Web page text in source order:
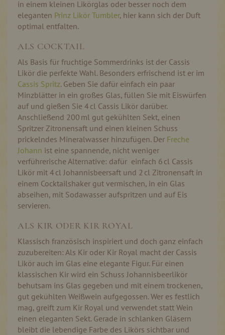
in einem kleinen Likörglas oder besser noch dem
eleganten Prinz Likör Tumbler, hier kann sich der Duft
optimal entfalten.
ALS COCKTAIL
Als Basis für fruchtige Sommerdrinks ist der Cassis
Likör die perfekte Wahl. Besonders erfrischend ist er im
Cassis Spritz. Geben Sie dafür einfach ein paar
Minzblätter in ein großes Glas, füllen Sie mit Eiswürfen
auf und gießen Sie 4 cl Cassis Likör darüber.
Anschließend 200 ml gut gekühlten Sekt, einen
Spritzer Zitronensaft und einen kleinen Schuss
prickelndes Mineralwasser hinzufügen. Der Freche
Johann ist eine spannende, nicht weniger
verführerische Alternative: dafür einfach 6 cl Cassis
Likör mit 4 cl Johannisbeersaft und 2 cl Zitronensaft in
einem Cocktailshaker gut vermischen, in ein Glas
abseihen, mit Sodawasser aufspritzen und auf Eis
servieren.
ALS KIR ODER KIR ROYAL
Klassisch französisch inspiriert und doch ganz einfach
zuzubereiten: Als Kir oder Kir Royal macht der Cassis
Likör auch im Glas eine elegante Figur. Für einen
klassischen Kir wird ein Schuss Johannisbeerlikör
behutsam ins Glas gegeben und mit einem trockenen,
gut gekühlten Weißwein aufgegossen. Wer es festlich
mag, greift zum Kir Royal und verwendet statt Wein
einen eleganten Sekt. Gerade in schlanken Gläsern
bleibt die lebendige Farbe des Likörs sichtbar und